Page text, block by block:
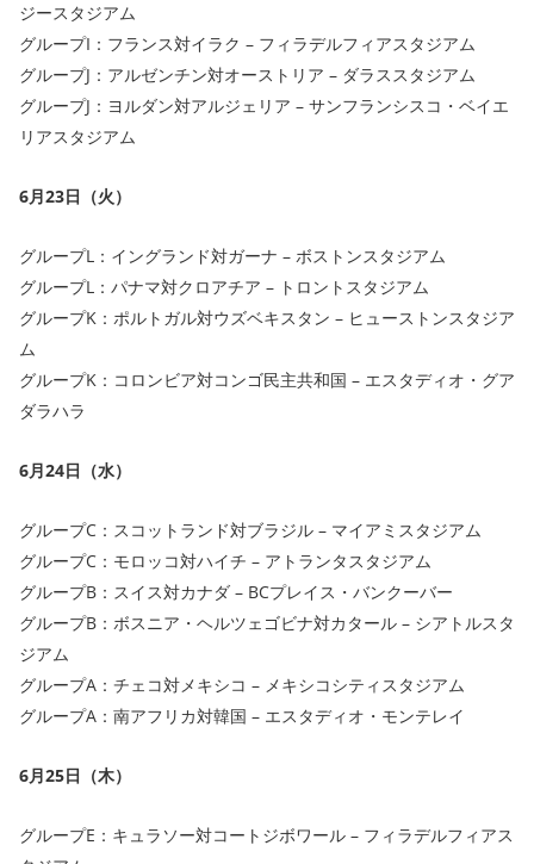
ジースタジアム
グループI：フランス対イラク – フィラデルフィアスタジアム
グループJ：アルゼンチン対オーストリア – ダラススタジアム
グループJ：ヨルダン対アルジェリア – サンフランシスコ・ベイエ
リアスタジアム
6月23日（火）
グループL：イングランド対ガーナ – ボストンスタジアム
グループL：パナマ対クロアチア – トロントスタジアム
グループK：ポルトガル対ウズベキスタン – ヒューストンスタジア
ム
グループK：コロンビア対コンゴ民主共和国 – エスタディオ・グア
ダラハラ
6月24日（水）
グループC：スコットランド対ブラジル – マイアミスタジアム
グループC：モロッコ対ハイチ – アトランタスタジアム
グループB：スイス対カナダ – BCプレイス・バンクーバー
グループB：ボスニア・ヘルツェゴビナ対カタール – シアトルスタ
ジアム
グループA：チェコ対メキシコ – メキシコシティスタジアム
グループA：南アフリカ対韓国 – エスタディオ・モンテレイ
6月25日（木）
グループE：キュラソー対コートジボワール – フィラデルフィアス